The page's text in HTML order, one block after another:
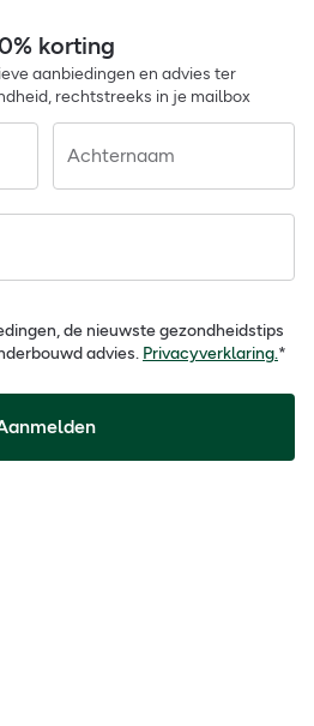
korting
aanbiedingen en advies ter
rechtstreeks in je mailbox
Achternaam
de nieuwste gezondheidstips
advies. Privacyverklaring.*